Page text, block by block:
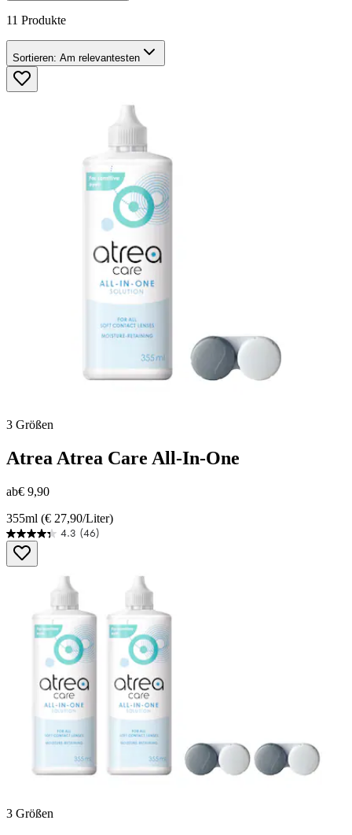
11 Produkte
Sortieren: Am relevantesten
3 Größen
AtreaAtrea Care All-In-One
ab€ 9,90
355ml (€ 27,90/Liter)
4.3 (46)
4.3
von
5
Bewertungen
3 Größen